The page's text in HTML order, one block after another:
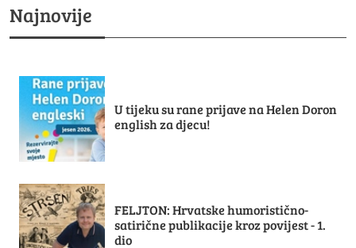
Najnovije
U tijeku su rane prijave na Helen Doron
english za djecu!
FELJTON: Hrvatske humoristično-
satirične publikacije kroz povijest - 1.
dio